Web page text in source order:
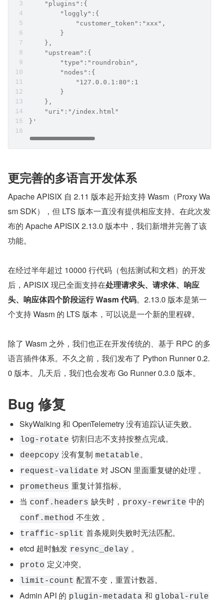
    "plugins":{
        "loggly":{
            "customer_token":"xxx",
        }
    },
    "upstream":{
        "type":"roundrobin",
        "nodes":{
            "127.0.0.1:80":1
        }
    },
    "uri":"/index.html"
}'
更完善的多语言开发体系
Apache APISIX 自 2.11 版本起开始支持 Wasm（Proxy Wa
sm SDK），但 LTS 版本一直没有提供相应支持。在此次发
布的 Apache APISIX 2.13.0 版本中，我们新增并完善了该
功能。
在经过半年超过 10000 行代码（包括测试和文档）的开发
后，APISIX 现已全面支持在处理请求头、请求体、响应
头、响应体四个阶段运行 Wasm 代码。2.13.0 版本是第一
个支持 Wasm 的 LTS 版本，可以说是一个新的里程碑。
除了 Wasm 之外，我们也正在开发传统的、基于 RPC 的多
语言插件体系。不久之前，我们发布了 Python Runner 0.2.
0 版本。几天后，我们也会发布 Go Runner 0.3.0 版本。
Bug 修复
SkyWalking 和 OpenTelemetry 没有追踪认证失败。
log-rotate 切割日志不支持按整点完成。
deepcopy 没有复制 metatable。
request-validate 对 JSON 里面重复键的处理 。
prometheus 重复计算指标。
当 conf.headers 缺失时， proxy-rewrite
conf.method 不生效 。
traffic-split 首条规则失败时无法匹配。
etcd 超时触发 resync_delay 。
proto 定义冲突。
limit-count 配置不变，重置计数器。
Admin API 的 plugin-metadata 和 global-rule